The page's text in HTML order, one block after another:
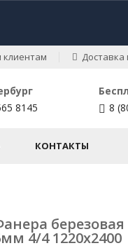
Доставка
8145
8
КОНТАКТЫ
4/4 1220х2400